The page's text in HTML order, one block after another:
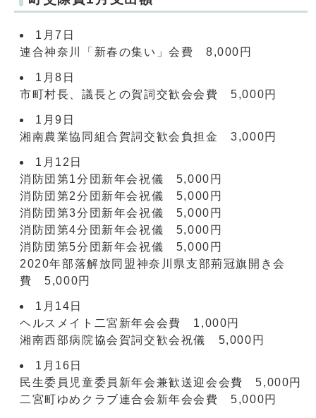
1月7日
連合神奈川「新春の集い」会費 8,000円
1月8日
市町村長、議長との賀詞交歓会会費 5,000円
1月9日
湘南農業協同組合賀詞交歓会負担金 3,000円
1月12日
消防団第1分団新年会祝儀 5,000円
消防団第2分団新年会祝儀 5,000円
消防団第3分団新年会祝儀 5,000円
消防団第4分団新年会祝儀 5,000円
消防団第5分団新年会祝儀 5,000円
2020年部落解放同盟神奈川県支部荊冠旗開き会
費 5,000円
1月14日
ヘルスメイト二宮新年会会費 1,000円
湘南西部病院協会賀詞交歓会祝儀 5,000円
1月16日
民生委員児童委員新年会兼歓送迎会会費 5,000円
二宮町ゆめクラブ連合会新年会会費 5,000円